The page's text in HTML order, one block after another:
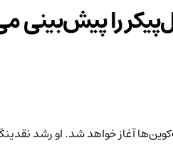
را پیش‌بینی
آغاز خواهد شد. او رشد